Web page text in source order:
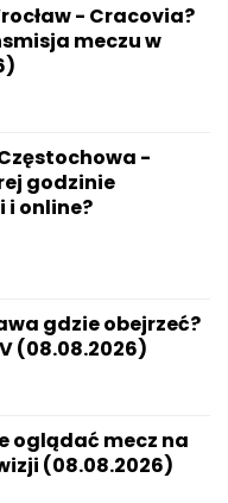
- Cracovia?
meczu w
-
godzinie
i online?
gdzie obejrzeć?
(08.08.2026)
oglądać mecz na
(08.08.2026)